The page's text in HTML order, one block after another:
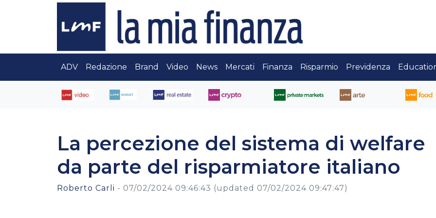
ADV Redazione Brand Video News Mercati Finanza Risparmio Previdenza
La percezione del sistema di welfare
da parte del risparmiatore italiano
Roberto Carli - 07/02/2024 09:46:43 (updated 07/02/2024 09:47:47)